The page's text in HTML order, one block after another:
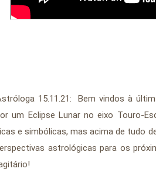
15.11.21:  Bem vindos à
um Eclipse Lunar no eixo Touro-
e simbólicas, mas acima de tudo
astrológicas para os